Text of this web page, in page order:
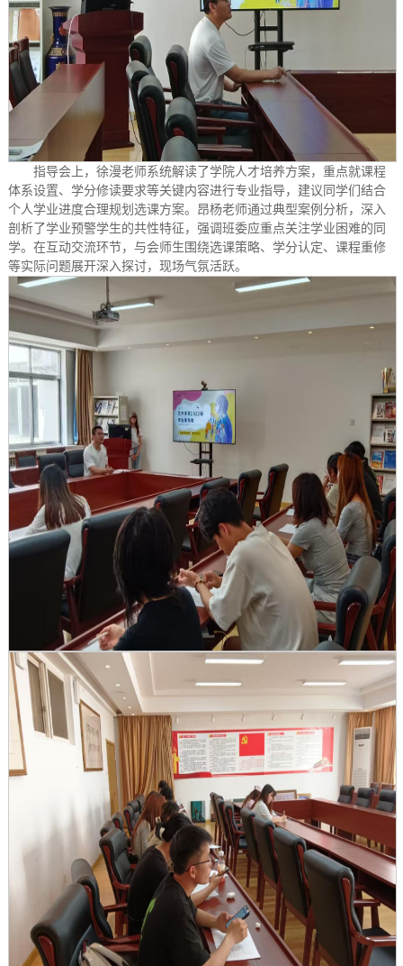
指导会上，徐漫老师系统解读了学院人才培养方案，重点就课程
体系设置、学分修读要求等关键内容进行专业指导，建议同学们结合
个人学业进度合理规划选课方案。昂杨老师通过典型案例分析，深入
剖析了学业预警学生的共性特征，强调班委应重点关注学业困难的同
学。在互动交流环节，与会师生围绕选课策略、学分认定、课程重修
等实际问题展开深入探讨，现场气氛活跃。